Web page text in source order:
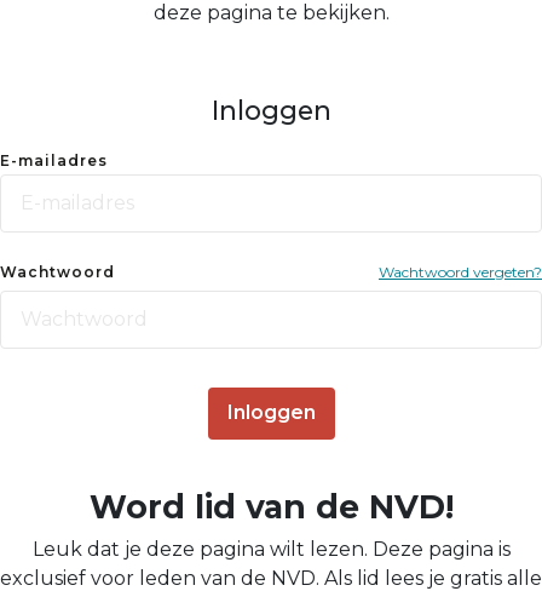
deze pagina te bekijken.
Inloggen
E-mailadres
Wachtwoord Wachtwoord vergeten?
Inloggen
Word lid van de NVD!
Leuk dat je deze pagina wilt lezen. Deze pagina is
exclusief voor leden van de NVD. Als lid lees je gratis alle